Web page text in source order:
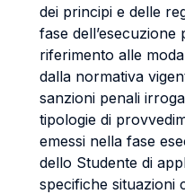
dei principi e delle
fase
riferimento alle
dalla normativa
sanzioni penali
tipologie di
emessi nella fase
dello Studente di
specifiche situazioni